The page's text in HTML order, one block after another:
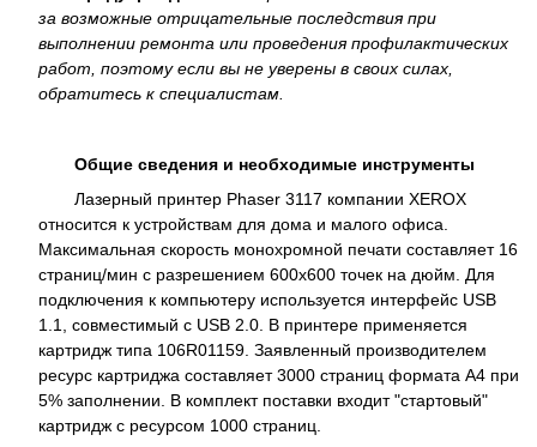
за возможные отрицательные последствия при
выполнении ремонта или проведения профилактических
работ, поэтому если вы не уверены в своих силах,
обратитесь к специалистам.
Общие сведения и необходимые инструменты
Лазерный принтер Phaser 3117 компании XEROX
относится к устройствам для дома и малого офиса.
Максимальная скорость монохромной печати составляет 16
страниц/мин с разрешением 600x600 точек на дюйм. Для
подключения к компьютеру используется интерфейс USB
1.1, совместимый с USB 2.0. В принтере применяется
картридж типа 106R01159. Заявленный производителем
ресурс картриджа составляет 3000 страниц формата А4 при
5% заполнении. В комплект поставки входит "стартовый"
картридж с ресурсом 1000 страниц.